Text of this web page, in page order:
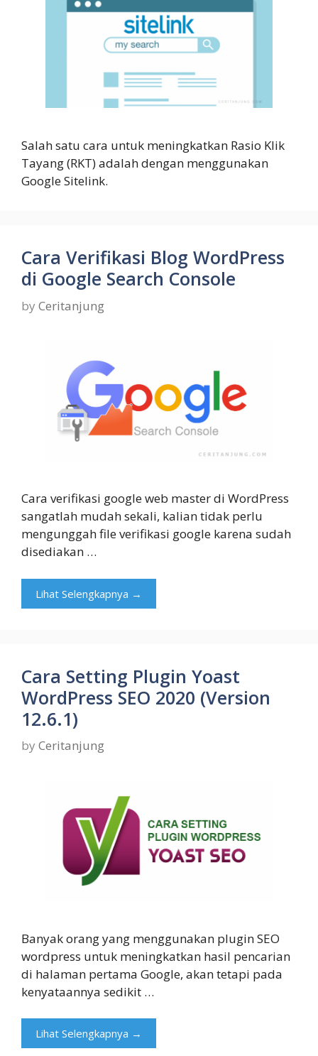
Salah satu cara untuk meningkatkan Rasio Klik
Tayang (RKT) adalah dengan menggunakan
Google Sitelink.
Cara Verifikasi Blog WordPress
di Google Search Console
by Ceritanjung
Cara verifikasi google web master di WordPress
sangatlah mudah sekali, kalian tidak perlu
mengunggah file verifikasi google karena sudah
disediakan …
Lihat Selengkapnya →
Cara Setting Plugin Yoast
WordPress SEO 2020 (Version
12.6.1)
by Ceritanjung
Banyak orang yang menggunakan plugin SEO
wordpress untuk meningkatkan hasil pencarian
di halaman pertama Google, akan tetapi pada
kenyataannya sedikit …
Lihat Selengkapnya →